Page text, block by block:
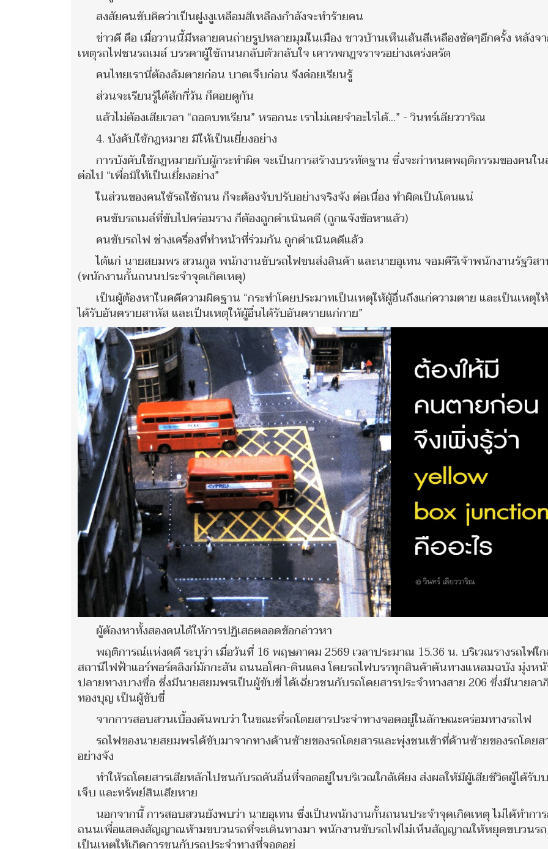
สงสัยคนขับคิดว่าเป็นฝูงงูเหลือมสีเหลืองกำลังจะทำร้ายคน
ข่าวดี คือ เมื่อวานนี้มีหลายคนถ่ายรูปหลายมุมในเมือง ชาวบ้านเห็นเส้นสีเหลืองชัดๆอีกครั้ง หลังจ
เหตุรถไฟชนรถเมล์ บรรดาผู้ใช้ถนนกลับตัวกลับใจ เคารพกฎจราจรอย่างเคร่งครัด
คนไทยเรานี่ต้องล้มตายก่อน บาดเจ็บก่อน จึงค่อยเรียนรู้
ส่วนจะเรียนรู้ได้สักกี่วัน ก็คอยดูกัน
แล้วไม่ต้องเสียเวลา “ถอดบทเรียน” หรอกนะ เราไม่เคยจำอะไรได้...” - วินทร์เลียววาริณ
4. บังคับใช้กฎหมาย มิให้เป็นเยี่ยงอย่าง
การบังคับใช้กฎหมายกับผู้กระทำผิด จะเป็นการสร้างบรรทัดฐาน ซึ่งจะกำหนดพฤติกรรมของคนใ
ต่อไป “เพื่อมิให้เป็นเยี่ยงอย่าง”
ในส่วนของคนใช้รถใช้ถนน ก็จะต้องจับปรับอย่างจริงจัง ต่อเนื่อง ทำผิดเป็นโดนแน่
คนขับรถเมล์ที่ขับไปคร่อมราง ก็ต้องถูกดำเนินคดี (ถูกแจ้งข้อหาแล้ว)
คนขับรถไฟ ช่างเครื่องที่ทำหน้าที่ร่วมกัน ถูกดำเนินคดีแล้ว
ได้แก่ นายสยมพร สวนกูล พนักงานขับรถไฟขนส่งสินค้า และนายอุเทน จอมคีรีเจ้าพนักงานรัฐวิส
(พนักงานกั้นถนนประจำจุดเกิดเหตุ)
เป็นผู้ต้องหาในคดีความผิดฐาน “กระทำโดยประมาทเป็นเหตุให้ผู้อื่นถึงแก่ความตาย และเป็นเหตุใ
ได้รับอันตรายสาหัส และเป็นเหตุให้ผู้อื่นได้รับอันตรายแก่กาย”
ผู้ต้องหาทั้งสองคนได้ให้การปฏิเสธตลอดข้อกล่าวหา
พฤติการณ์แห่งคดี ระบุว่า เมื่อวันที่ 16 พฤษภาคม 2569 เวลาประมาณ 15.36 น. บริเวณรางรถไฟใ
สถานีไฟฟ้าแอร์พอร์ตลิงก์มักกะสัน ถนนอโศก-ดินแดง โดยรถไฟบรรทุกสินค้าต้นทางแหลมฉบัง มุ่งห
ปลายทางบางซื่อ ซึ่งมีนายสยมพรเป็นผู้ขับขี่ ได้เฉี่ยวชนกับรถโดยสารประจำทางสาย 206 ซึ่งมีนายลา
ทองบุญ เป็นผู้ขับขี่
จากการสอบสวนเบื้องต้นพบว่า ในขณะที่รถโดยสารประจำทางจอดอยู่ในลักษณะคร่อมทางรถไฟ
รถไฟของนายสยมพรได้ขับมาจากทางด้านซ้ายของรถโดยสารและพุ่งชนเข้าที่ด้านซ้ายของรถโดยส
อย่างจัง
ทำให้รถโดยสารเสียหลักไปชนกับรถคันอื่นที่จอดอยู่ในบริเวณใกล้เคียง ส่งผลให้มีผู้เสียชีวิตผู้ได้รับ
เจ็บ และทรัพย์สินเสียหาย
นอกจากนี้ การสอบสวนยังพบว่า นายอุเทน ซึ่งเป็นพนักงานกั้นถนนประจำจุดเกิดเหตุ ไม่ได้ทำกา
ถนนเพื่อแสดงสัญญาณห้ามขบวนรถที่จะเดินทางมา พนักงานขับรถไฟไม่เห็นสัญญาณให้หยุดขบวนร
เป็นเหตุให้เกิดการชนกับรถประจำทางที่จอดอยู่